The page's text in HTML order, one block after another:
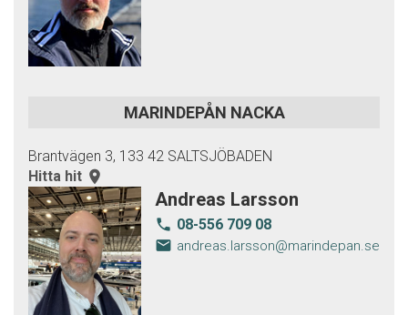
MARINDEPÅN NACKA
Brantvägen 3, 133 42 SALTSJÖBADEN
Hitta hit room
Andreas Larsson
local_phone 08-556 709 08
email andreas.larsson@marindepan.se